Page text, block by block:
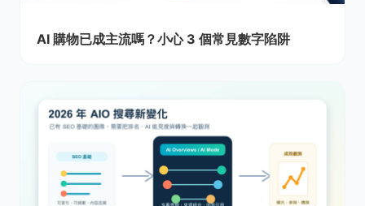
AI 購物已成主流嗎？小心 3 個常見數字陷阱